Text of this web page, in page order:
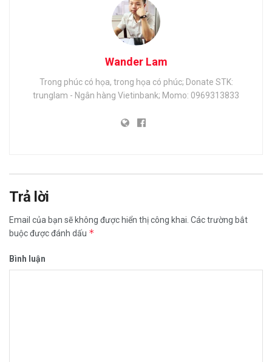
Wander Lam
Trong phúc có họa, trong họa có phúc; Donate STK:
trunglam - Ngân hàng Vietinbank; Momo: 0969313833
Trả lời
Email của bạn sẽ không được hiển thị công khai. Các trường bắt
buộc được đánh dấu *
Bình luận